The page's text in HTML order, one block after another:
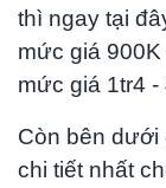
thì ngay tại
mức giá
mức giá 1tr4 -
Còn bên dưới
chi tiết nhất